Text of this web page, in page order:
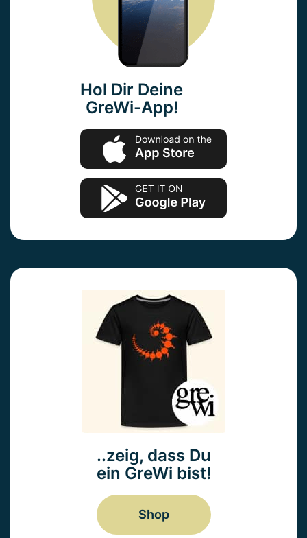
Hol Dir Deine
GreWi-App!
..zeig, dass Du
ein GreWi bist!
Shop